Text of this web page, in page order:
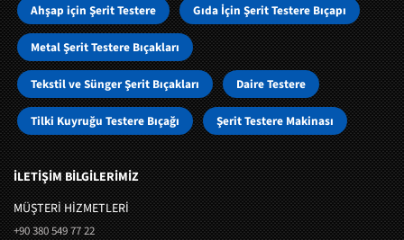
Ahşap için Şerit Testere Gıda İçin Şerit Testere Bıçapı
Metal Şerit Testere Bıçakları
Tekstil ve Sünger Şerit Bıçakları Daire Testere
Tilki Kuyruğu Testere Bıçağı Şerit Testere Makinası
İLETİŞİM BİLGİLERİMİZ
MÜŞTERI HIZMETLERI
+90 380 549 77 22